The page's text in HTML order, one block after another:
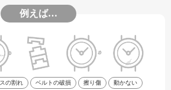
例えば…
の割れ ベルトの破損 擦り傷 動かない